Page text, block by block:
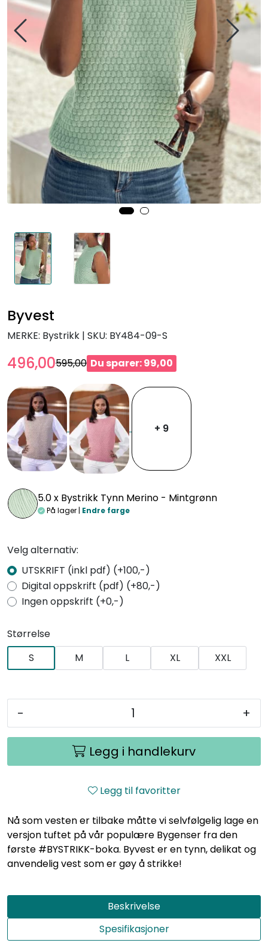
Byvest
MERKE: Bystrikk | SKU: BY484-09-S
496,00595,00 Du sparer: 99,00
+ 9
5.0 x Bystrikk Tynn Merino - Mintgrønn
På lager | Endre farge
Velg alternativ:
UTSKRIFT (inkl pdf) (+100,-)
Digital oppskrift (pdf) (+80,-)
Ingen oppskrift (+0,-)
Størrelse
S
M L XL XXL
- +
Legg i handlekurv
Legg til favoritter
Nå som vesten er tilbake måtte vi selvfølgelig lage en
versjon tuftet på vår populære Bygenser fra den
første #BYSTRIKK-boka. Byvest er en tynn, delikat og
anvendelig vest som er gøy å strikke!
Beskrivelse
Spesifikasjoner